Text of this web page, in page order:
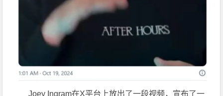
Joey Ingram在X平台上放出了一段视频，宣布了一